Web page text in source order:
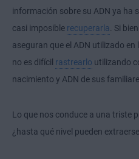
información sobre su ADN ya ha
casi imposible recuperarla. Si
aseguran que el ADN utilizado
no es difícil rastrearlo utilizando
nacimiento y ADN de sus
Lo que nos conduce a una triste
¿hasta qué nivel pueden